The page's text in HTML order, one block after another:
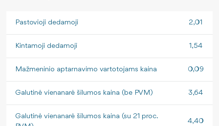
Pastovioji dedamoji 2,01
Kintamoji dedamoji 1,54
Mažmeninio aptarnavimo vartotojams kaina 0,09
Galutinė vienanarė šilumos kaina (be PVM) 3,64
Galutinė vienanarė šilumos kaina (su 21 proc.
4,40